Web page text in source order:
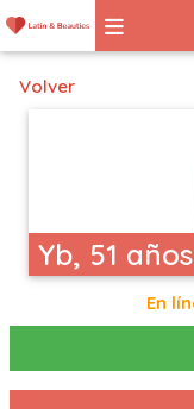
Volver
Yb, 51 años
En